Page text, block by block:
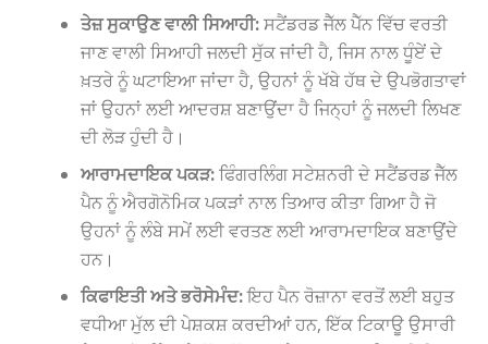
ਤੇਜ਼ ਸੁਕਾਉਣ ਵਾਲੀ ਸਿਆਹੀ:ਸਟੈਂਡਰਡ ਜੈੱਲ ਪੈੱਨ ਵਿੱਚ ਵਰਤੀ
ਜਾਣ ਵਾਲੀ ਸਿਆਹੀ ਜਲਦੀ ਸੁੱਕ ਜਾਂਦੀ ਹੈ, ਜਿਸ ਨਾਲ ਧੂੰਏਂ ਦੇ
ਖ਼ਤਰੇ ਨੂੰ ਘਟਾਇਆ ਜਾਂਦਾ ਹੈ, ਉਹਨਾਂ ਨੂੰ ਖੱਬੇ ਹੱਥ ਦੇ ਉਪਭੋਗਤਾਵਾਂ
ਜਾਂ ਉਹਨਾਂ ਲਈ ਆਦਰਸ਼ ਬਣਾਉਂਦਾ ਹੈ ਜਿਨ੍ਹਾਂ ਨੂੰ ਜਲਦੀ ਲਿਖਣ
ਦੀ ਲੋੜ ਹੁੰਦੀ ਹੈ।
ਆਰਾਮਦਾਇਕ ਪਕੜ:ਫਿੰਗਰਲਿੰਗ ਸਟੇਸ਼ਨਰੀ ਦੇ ਸਟੈਂਡਰਡ ਜੈੱਲ
ਪੈਨ ਨੂੰ ਐਰਗੋਨੋਮਿਕ ਪਕੜਾਂ ਨਾਲ ਤਿਆਰ ਕੀਤਾ ਗਿਆ ਹੈ ਜੋ
ਉਹਨਾਂ ਨੂੰ ਲੰਬੇ ਸਮੇਂ ਲਈ ਵਰਤਣ ਲਈ ਆਰਾਮਦਾਇਕ ਬਣਾਉਂਦੇ
ਹਨ।
ਕਿਫਾਇਤੀ ਅਤੇ ਭਰੋਸੇਮੰਦ:ਇਹ ਪੈਨ ਰੋਜ਼ਾਨਾ ਵਰਤੋਂ ਲਈ ਬਹੁਤ
ਵਧੀਆ ਮੁੱਲ ਦੀ ਪੇਸ਼ਕਸ਼ ਕਰਦੀਆਂ ਹਨ, ਇੱਕ ਟਿਕਾਊ ਉਸਾਰੀ